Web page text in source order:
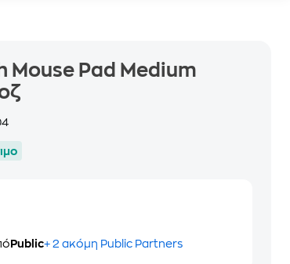
Mouse Pad Medium
Public+ 2 ακόμη Public Partners